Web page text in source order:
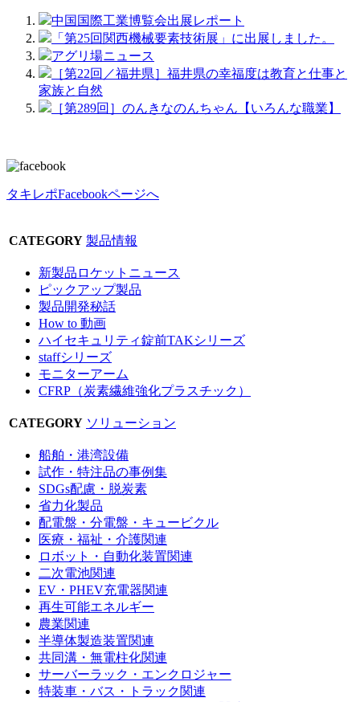
中国国際工業博覧会出展レポート
「第25回関西機械要素技術展」に出展しました。
アグリ場ニュース
［第22回／福井県］福井県の幸福度は教育と仕事と
家族と自然
［第289回］のんきなのんちゃん【いろんな職業】
タキレポFacebookページへ
CATEGORY 製品情報
新製品ロケットニュース
ピックアップ製品
製品開発秘話
How to 動画
ハイセキュリティ錠前TAKシリーズ
staffシリーズ
モニターアーム
CFRP（炭素繊維強化プラスチック）
CATEGORY ソリューション
船舶・港湾設備
試作・特注品の事例集
SDGs配慮・脱炭素
省力化製品
配電盤・分電盤・キュービクル
医療・福祉・介護関連
ロボット・自動化装置関連
二次電池関連
EV・PHEV充電器関連
再生可能エネルギー
農業関連
半導体製造装置関連
共同溝・無電柱化関連
サーバーラック・エンクロジャー
特装車・バス・トラック関連